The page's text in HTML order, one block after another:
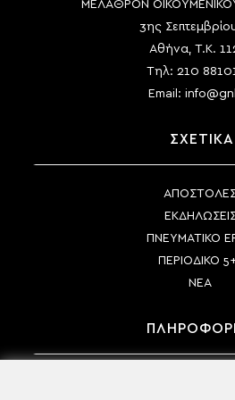
ΜΕΛΑΘΡΟΝ
3ης
Αθήνα, Τ.Κ.
Τηλ: 210
Email:
ΣΧΕΤΙΚΑ
ΠΝΕΥΜΑΤΙΚΟ
ΠΕΡΙΟΔΙΚΟ
ΝΕΑ